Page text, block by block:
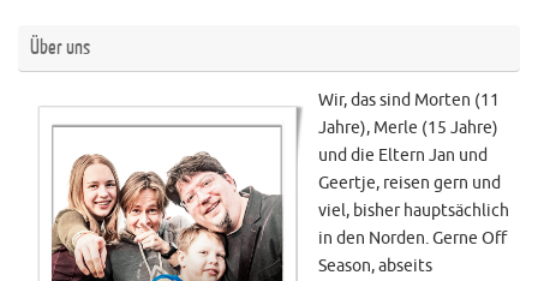
Über uns
Wir, das sind Morten (11
Jahre), Merle (15 Jahre)
und die Eltern Jan und
Geertje, reisen gern und
viel, bisher hauptsächlich
in den Norden. Gerne Off
Season, abseits